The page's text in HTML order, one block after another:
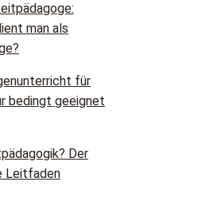
man als
für
bedingt geeignet
Der
Leitfaden